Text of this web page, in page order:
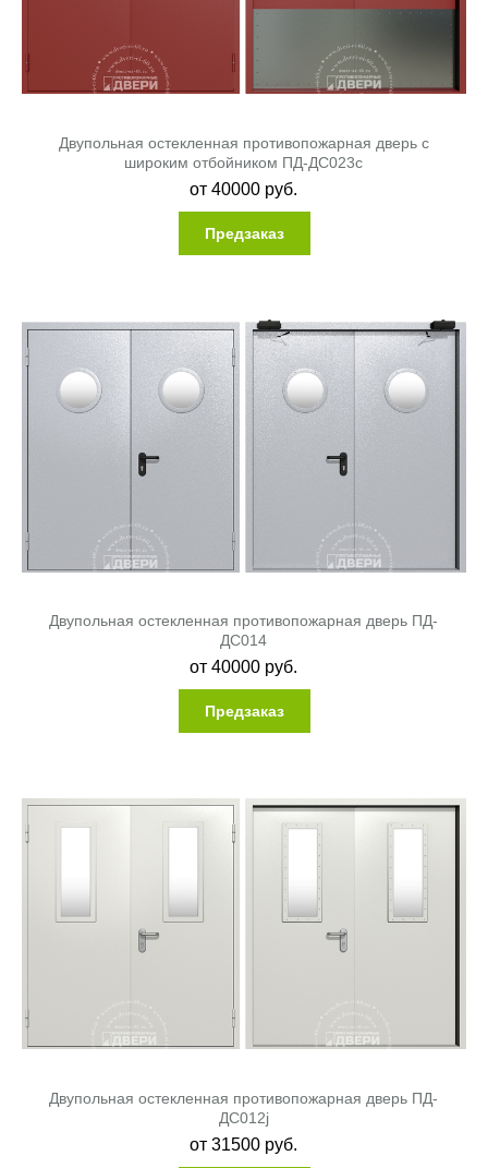
Двупольная остекленная противопожарная дверь с
широким отбойником ПД-ДС023c
от40000 руб.
Предзаказ
Двупольная остекленная противопожарная дверь ПД-
ДC014
от40000 руб.
Предзаказ
Двупольная остекленная противопожарная дверь ПД-
ДC012j
от31500 руб.